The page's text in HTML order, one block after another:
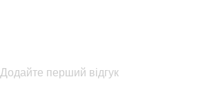
Додайте перший відгук